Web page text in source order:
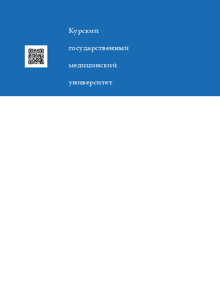
Курский
государственный
медицинский
университет